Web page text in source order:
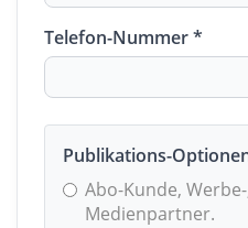
Telefon-Nummer *
Publikations-
Abo-Kunde,
Medienpartner.